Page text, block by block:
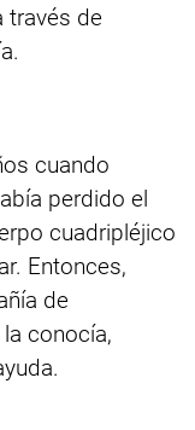
través de
cuando
perdido el
cuadripléjico
Entonces,
de
conocía,